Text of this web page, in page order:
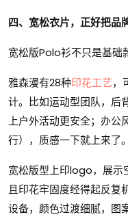
四、宽松衣片，正好把品
宽松版Polo衫不只是基础
雅森漫有28种印花工艺，
计。比如运动型团队，后
上户外活动更安全；办公
行），质感一下就上来了。
宽松版型上印logo，展示
且印花牢固度经得起反复
设备，颜色过渡细腻，图